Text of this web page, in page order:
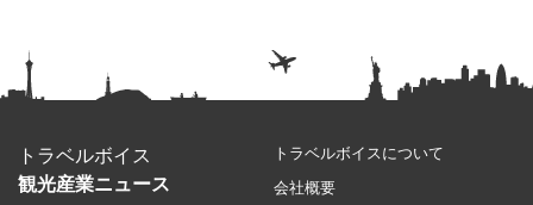
トラベルボイス
観光産業ニュース
トラベルボイスについて
会社概要